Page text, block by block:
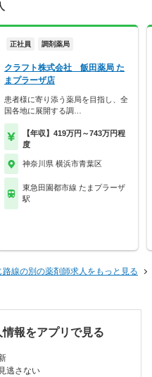
正社員 調剤薬局
クラフト株式会社 飯田薬局 た
まプラーザ店
患者様に寄り添う薬局を目指し、全
国各地に展開する調…
【年収】419万円～743万円程
度
神奈川県 横浜市青葉区
東急田園都市線 たまプラーザ
駅
路線の別の薬剤師求人をもっと見る
報をアプリで見る
逃さない